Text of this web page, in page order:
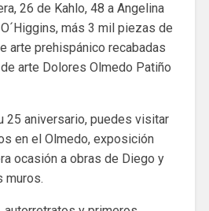
26 de Kahlo, 48 a Angelina
más 3 mil piezas de
arte prehispánico recabadas
arte Dolores Olmedo Patiño
25 aniversario, puedes visitar
en el Olmedo, exposición
ocasión a obras de Diego y
muros.